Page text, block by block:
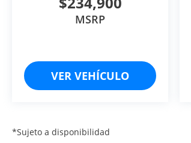
MSRP
VER VEHÍCULO
*Sujeto a disponibilidad